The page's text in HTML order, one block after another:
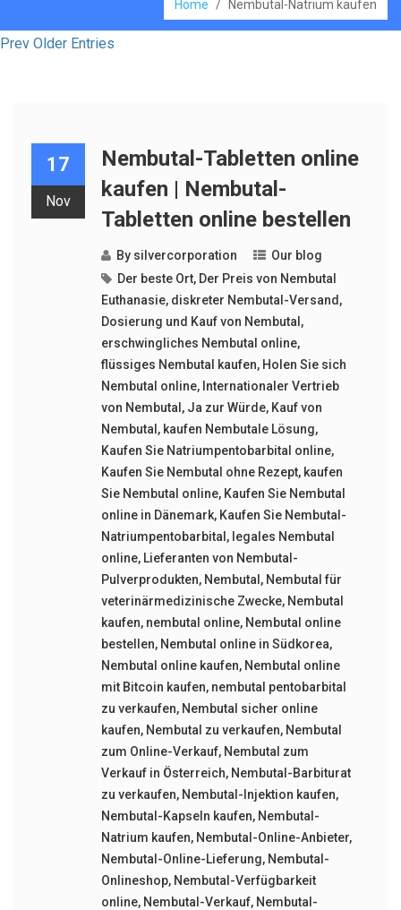
Home / Nembutal-Natrium kaufen
Prev Older Entries
17
Nov
Nembutal-Tabletten online
kaufen | Nembutal-
Tabletten online bestellen
By silvercorporation
Our blog
Der beste Ort, Der Preis von Nembutal
Euthanasie, diskreter Nembutal-Versand ,
Dosierung und Kauf von Nembutal ,
erschwingliches Nembutal online,
flüssiges Nembutal kaufen, Holen Sie sich
Nembutal online, Internationaler Vertrieb
von Nembutal , Ja zur Würde, Kauf von
Nembutal , kaufen Nembutale Lösung,
Kaufen Sie Natriumpentobarbital online,
Kaufen Sie Nembutal ohne Rezept, kaufen
Sie Nembutal online, Kaufen Sie Nembutal
online in Dänemark, Kaufen Sie Nembutal-
Natriumpentobarbital , legales Nembutal
online, Lieferanten von Nembutal-
Pulverprodukten, Nembutal , Nembutal für
veterinärmedizinische Zwecke, Nembutal
kaufen, nembutal online, Nembutal online
bestellen, Nembutal online in Südkorea,
Nembutal online kaufen, Nembutal online
mit Bitcoin kaufen, nembutal pentobarbital
zu verkaufen, Nembutal sicher online
kaufen, Nembutal zu verkaufen, Nembutal
zum Online-Verkauf, Nembutal zum
Verkauf in Österreich, Nembutal-Barbiturat
zu verkaufen, Nembutal-Injektion kaufen,
Nembutal-Kapseln kaufen, Nembutal-
Natrium kaufen, Nembutal-Online-Anbieter,
Nembutal-Online-Lieferung, Nembutal-
Onlineshop, Nembutal-Verfügbarkeit
online, Nembutal-Verkauf, Nembutal-